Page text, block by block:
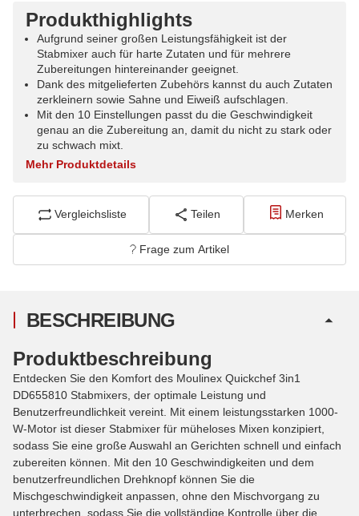
Produkthighlights
Aufgrund seiner großen Leistungsfähigkeit ist der
Stabmixer auch für harte Zutaten und für mehrere
Zubereitungen hintereinander geeignet.
Dank des mitgelieferten Zubehörs kannst du auch Zutaten
zerkleinern sowie Sahne und Eiweiß aufschlagen.
Mit den 10 Einstellungen passt du die Geschwindigkeit
genau an die Zubereitung an, damit du nicht zu stark oder
zu schwach mixt.
Mehr Produktdetails
Vergleichsliste Teilen Merken
Frage zum Artikel
BESCHREIBUNG
Produktbeschreibung
Entdecken Sie den Komfort des Moulinex Quickchef 3in1
DD655810 Stabmixers, der optimale Leistung und
Benutzerfreundlichkeit vereint. Mit einem leistungsstarken 1000-
W-Motor ist dieser Stabmixer für müheloses Mixen konzipiert,
sodass Sie eine große Auswahl an Gerichten schnell und einfach
zubereiten können. Mit den 10 Geschwindigkeiten und dem
benutzerfreundlichen Drehknopf können Sie die
Mischgeschwindigkeit anpassen, ohne den Mischvorgang zu
unterbrechen, sodass Sie die vollständige Kontrolle über die